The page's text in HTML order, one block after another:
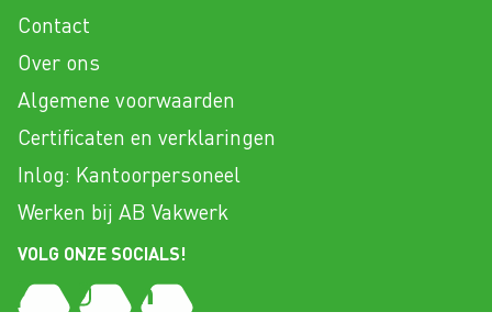
Contact
Over ons
Algemene voorwaarden
Certificaten en verklaringen
Inlog: Kantoorpersoneel
Werken bij AB Vakwerk
VOLG ONZE SOCIALS!